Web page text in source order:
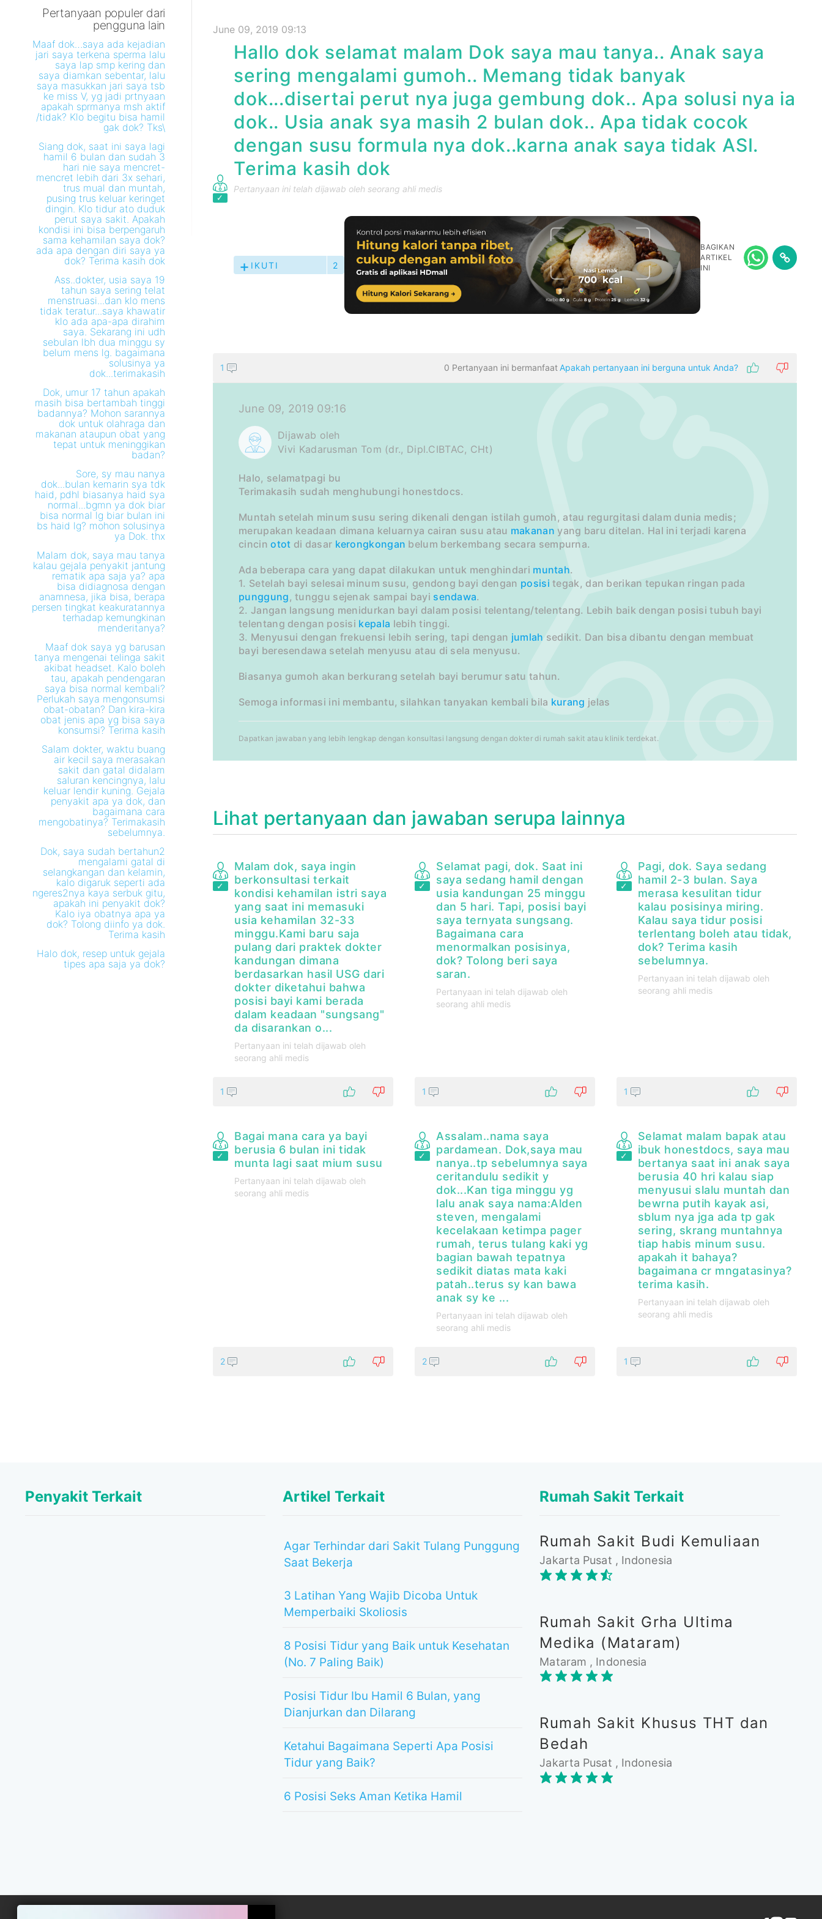
Pertanyaan populer dari
pengguna lain
Maaf dok…saya ada kejadian
jari saya terkena sperma lalu
saya lap smp kering dan
saya diamkan sebentar, lalu
saya masukkan jari saya tsb
ke miss V, yg jadi prtnyaan
apakah sprmanya msh aktif
/tidak? Klo begitu bisa hamil
gak dok? Tks\
Siang dok, saat ini saya lagi
hamil 6 bulan dan sudah 3
hari nie saya mencret-
mencret lebih dari 3x sehari,
trus mual dan muntah,
pusing trus keluar keringet
dingin. Klo tidur ato duduk
perut saya sakit. Apakah
kondisi ini bisa berpengaruh
sama kehamilan saya dok?
ada apa dengan diri saya ya
dok? Terima kasih dok
Ass..dokter, usia saya 19
tahun saya sering telat
menstruasi...dan klo mens
tidak teratur...saya khawatir
klo ada apa-apa dirahim
saya. Sekarang ini udh
sebulan lbh dua minggu sy
belum mens lg. bagaimana
solusinya ya
dok...terimakasih
Dok, umur 17 tahun apakah
masih bisa bertambah tinggi
badannya? Mohon sarannya
dok untuk olahraga dan
makanan ataupun obat yang
tepat untuk meninggikan
badan?
Sore, sy mau nanya
dok...bulan kemarin sya tdk
haid, pdhl biasanya haid sya
normal...bgmn ya dok biar
bisa normal lg biar bulan ini
bs haid lg? mohon solusinya
ya Dok. thx
Malam dok, saya mau tanya
kalau gejala penyakit jantung
rematik apa saja ya? apa
bisa didiagnosa dengan
anamnesa, jika bisa, berapa
persen tingkat keakuratannya
terhadap kemungkinan
menderitanya?
Maaf dok saya yg barusan
tanya mengenai telinga sakit
akibat headset. Kalo boleh
tau, apakah pendengaran
saya bisa normal kembali?
Perlukah saya mengonsumsi
obat-obatan? Dan kira-kira
obat jenis apa yg bisa saya
konsumsi? Terima kasih
Salam dokter, waktu buang
air kecil saya merasakan
sakit dan gatal didalam
saluran kencingnya, lalu
keluar lendir kuning. Gejala
penyakit apa ya dok, dan
bagaimana cara
mengobatinya? Terimakasih
sebelumnya.
Dok, saya sudah bertahun2
mengalami gatal di
selangkangan dan kelamin,
kalo digaruk seperti ada
ngeres2nya kaya serbuk gitu,
apakah ini penyakit dok?
Kalo iya obatnya apa ya
dok? Tolong diinfo ya dok.
Terima kasih
Halo dok, resep untuk gejala
tipes apa saja ya dok?
June 09, 2019 09:13
Hallo dok selamat malam Dok saya mau tanya.. Anak saya
sering mengalami gumoh.. Memang tidak banyak
dok...disertai perut nya juga gembung dok.. Apa solusi nya ia
dok.. Usia anak sya masih 2 bulan dok.. Apa tidak cocok
dengan susu formula nya dok..karna anak saya tidak ASI.
Terima kasih dok
Pertanyaan ini telah dijawab oleh seorang ahli medis
IKUTI
PERTANYAAN
2
BAGIKAN
ARTIKEL
INI
1 0 Pertanyaan ini bermanfaat Apakah pertanyaan ini berguna untuk Anda?
June 09, 2019 09:16
Dijawab oleh
Vivi Kadarusman Tom (dr., Dipl.CIBTAC, CHt)
Halo, selamatpagi bu
Terimakasih sudah menghubungi honestdocs.
Muntah setelah minum susu sering dikenali dengan istilah gumoh, atau regurgitasi dalam dunia medis;
merupakan keadaan dimana keluarnya cairan susu atau makanan yang baru ditelan. Hal ini terjadi karena
cincinotot di dasar kerongkongan belum berkembang secara sempurna.
Ada beberapa cara yang dapat dilakukan untuk menghindari muntah.
1. Setelah bayi selesai minum susu, gendong bayi dengan posisi tegak, dan berikan tepukan ringan pada
punggung, tunggu sejenak sampai bayi sendawa.
2. Jangan langsung menidurkan bayi dalam posisi telentang/telentang. Lebih baik dengan posisi tubuh bayi
telentang dengan posisi kepala lebih tinggi.
3. Menyusui dengan frekuensi lebih sering, tapi dengan jumlah sedikit. Dan bisa dibantu dengan membuat
bayi beresendawa setelah menyusu atau di sela menyusu.
Biasanya gumoh akan berkurang setelah bayi berumur satu tahun.
Semoga informasi ini membantu, silahkan tanyakan kembali bila kurang jelas
Dapatkan jawaban yang lebih lengkap dengan konsultasi langsung dengan dokter di rumah sakit atau klinik terdekat.
Lihat pertanyaan dan jawaban serupa lainnya
Malam dok, saya ingin
berkonsultasi terkait
kondisi kehamilan istri saya
yang saat ini memasuki
usia kehamilan 32-33
minggu.Kami baru saja
pulang dari praktek dokter
kandungan dimana
berdasarkan hasil USG dari
dokter diketahui bahwa
posisi bayi kami berada
dalam keadaan "sungsang"
da disarankan o...
Pertanyaan ini telah dijawab oleh
seorang ahli medis
1
Selamat pagi, dok. Saat ini
saya sedang hamil dengan
usia kandungan 25 minggu
dan 5 hari. Tapi, posisi bayi
saya ternyata sungsang.
Bagaimana cara
menormalkan posisinya,
dok? Tolong beri saya
saran.
Pertanyaan ini telah dijawab oleh
seorang ahli medis
1
Pagi, dok. Saya sedang
hamil 2-3 bulan. Saya
merasa kesulitan tidur
kalau posisinya miring.
Kalau saya tidur posisi
terlentang boleh atau tidak,
dok? Terima kasih
sebelumnya.
Pertanyaan ini telah dijawab oleh
seorang ahli medis
1
Bagai mana cara ya bayi
berusia 6 bulan ini tidak
munta lagi saat mium susu
Pertanyaan ini telah dijawab oleh
seorang ahli medis
2
Assalam..nama saya
pardamean. Dok,saya mau
nanya..tp sebelumnya saya
ceritandulu sedikit y
dok...Kan tiga minggu yg
lalu anak saya nama:Alden
steven, mengalami
kecelakaan ketimpa pager
rumah, terus tulang kaki yg
bagian bawah tepatnya
sedikit diatas mata kaki
patah..terus sy kan bawa
anak sy ke ...
Pertanyaan ini telah dijawab oleh
seorang ahli medis
2
Selamat malam bapak atau
ibuk honestdocs, saya mau
bertanya saat ini anak saya
berusia 40 hri kalau siap
menyusui slalu muntah dan
bewrna putih kayak asi,
sblum nya jga ada tp gak
sering, skrang muntahnya
tiap habis minum susu.
apakah it bahaya?
bagaimana cr mngatasinya?
terima kasih.
Pertanyaan ini telah dijawab oleh
seorang ahli medis
1
Penyakit Terkait Artikel Terkait
Agar Terhindar dari Sakit Tulang Punggung
Saat Bekerja
3 Latihan Yang Wajib Dicoba Untuk
Memperbaiki Skoliosis
8 Posisi Tidur yang Baik untuk Kesehatan
(No. 7 Paling Baik)
Posisi Tidur Ibu Hamil 6 Bulan, yang
Dianjurkan dan Dilarang
Ketahui Bagaimana Seperti Apa Posisi
Tidur yang Baik?
6 Posisi Seks Aman Ketika Hamil
Rumah Sakit Terkait
Rumah Sakit Budi Kemuliaan
Jakarta Pusat , Indonesia
Rumah Sakit Grha Ultima
Medika (Mataram)
Mataram , Indonesia
Rumah Sakit Khusus THT dan
Bedah
Jakarta Pusat , Indonesia